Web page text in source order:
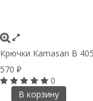
Крючки Kamasan B
570 ₽
0
В корзину